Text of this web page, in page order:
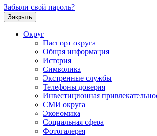
Забыли свой пароль?
Закрыть
Округ
Паспорт округа
Общая информация
История
Символика
Экстренные службы
Телефоны доверия
Инвестиционная
СМИ округа
Экономика
Социальная сфера
Фотогалерея